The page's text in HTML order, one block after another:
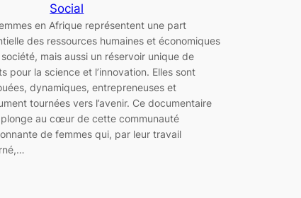
Social
en Afrique représentent une part
des ressources humaines et économiques
mais aussi un réservoir unique de
pour la science et l’innovation. Elles sont
dynamiques, entrepreneuses et
tournées vers l’avenir. Ce documentaire
plonge au cœur de cette communauté
de femmes qui, par leur travail